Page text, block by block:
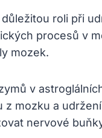
roli při
procesů v
mozek.
v
mozku a
nervové